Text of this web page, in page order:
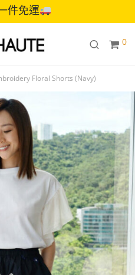
件免運
0
Floral Shorts (Navy)